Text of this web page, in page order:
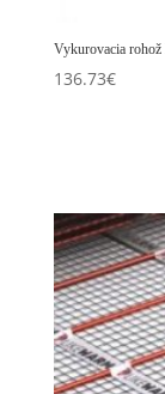
Vykurovacia
136.73€